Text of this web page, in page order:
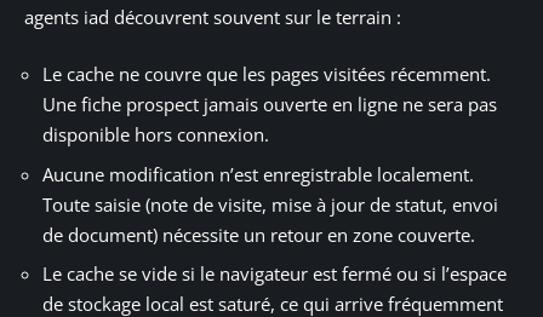
agents iad découvrent souvent sur le terrain :
Le cache ne couvre que les pages visitées récemment.
Une fiche prospect jamais ouverte en ligne ne sera pas
disponible hors connexion.
Aucune modification n’est enregistrable localement.
Toute saisie (note de visite, mise à jour de statut, envoi
de document) nécessite un retour en zone couverte.
Le cache se vide si le navigateur est fermé ou si l’espace
de stockage local est saturé, ce qui arrive fréquemment